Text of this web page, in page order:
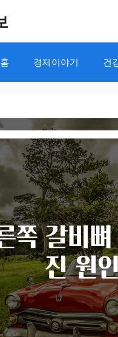
홈 경제이야기 건